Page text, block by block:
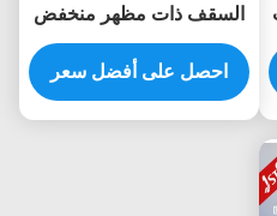
السقف ذات مظهر منخفض
هادئة توفير الطاقة محرك
DC طلاء الجرف 52 بوصةاحصل على أفضل سعر